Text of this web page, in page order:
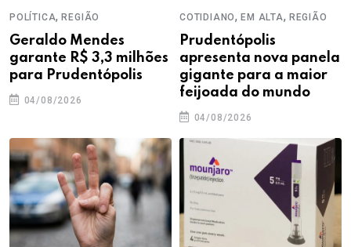
POLÍTICA,REGIÃO
Geraldo Mendes
garante R$ 3,3 milhões
para Prudentópolis
04/08/2026
COTIDIANO,EM ALTA, REGIÃO
Prudentópolis
apresenta nova panela
gigante para a maior
feijoada do mundo
04/08/2026